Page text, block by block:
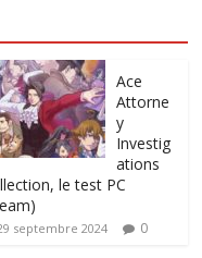
Ace
Attorne
y
Investig
ations
le test PC
septembre 2024 0